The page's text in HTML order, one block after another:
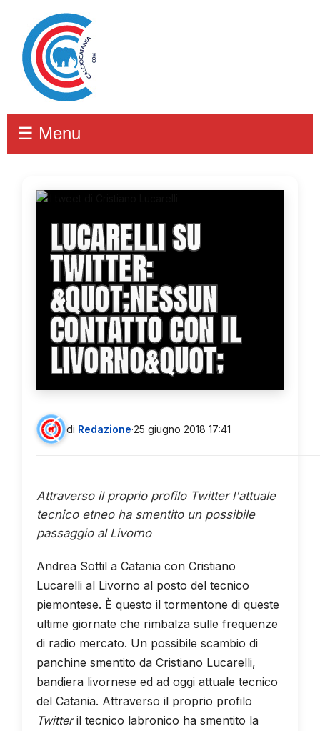
☰ Menu
LUCARELLI SU
TWITTER:
&QUOT;NESSUN
CONTATTO CON IL
LIVORNO&QUOT;
di Redazione·25 giugno 2018 17:41
Attraverso il proprio profilo Twitter l'attuale
tecnico etneo ha smentito un possibile
passaggio al Livorno
Andrea Sottil a Catania con Cristiano
Lucarelli al Livorno al posto del tecnico
piemontese. È questo il tormentone di queste
ultime giornate che rimbalza sulle frequenze
di radio mercato. Un possibile scambio di
panchine smentito da Cristiano Lucarelli,
bandiera livornese ed ad oggi attuale tecnico
del Catania. Attraverso il proprio profilo
Twitteril tecnico labronico ha smentito la